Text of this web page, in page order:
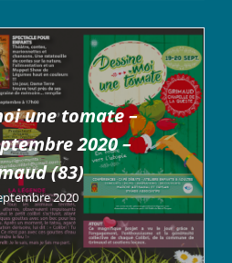
une tomate –
2020 –
(83)
2020